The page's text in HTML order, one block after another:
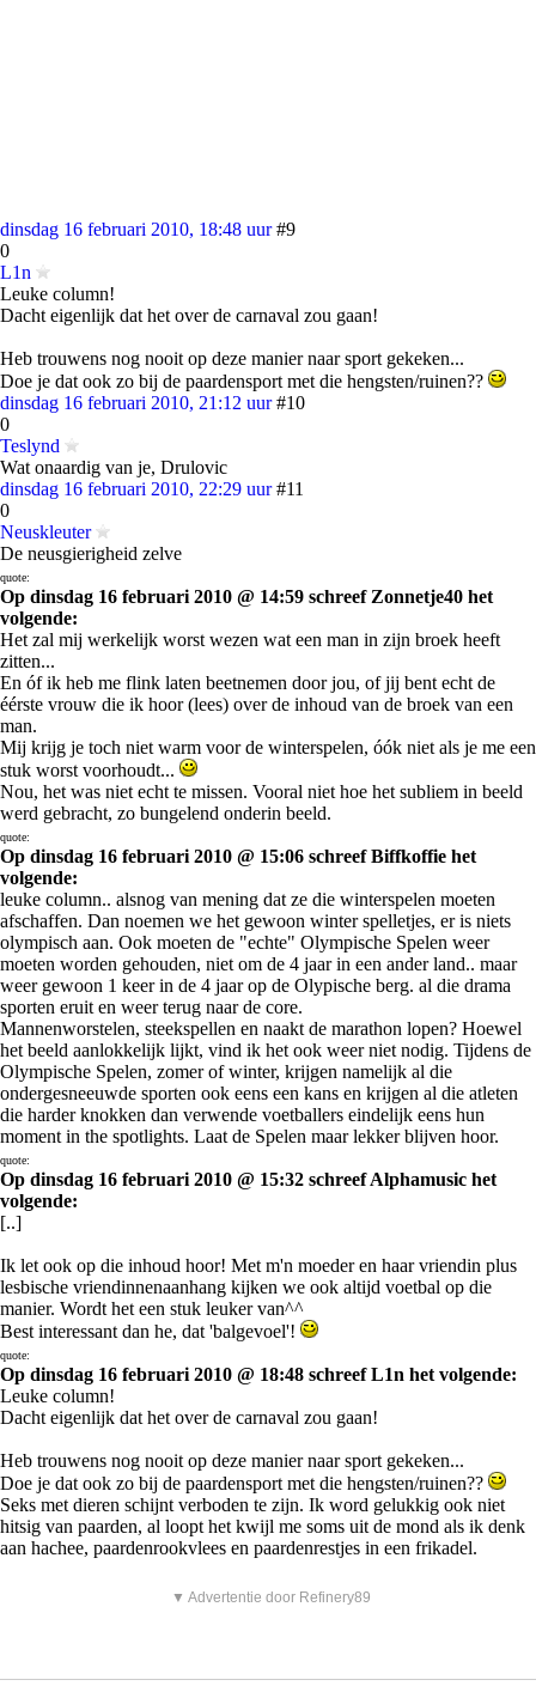
dinsdag 16 februari 2010, 18:48 uur #9
0
L1n
Leuke column!
Dacht eigenlijk dat het over de carnaval zou gaan!
Heb trouwens nog nooit op deze manier naar sport gekeken...
Doe je dat ook zo bij de paardensport met die hengsten/ruinen??
dinsdag 16 februari 2010, 21:12 uur #10
0
Teslynd
Wat onaardig van je, Drulovic
dinsdag 16 februari 2010, 22:29 uur #11
0
Neuskleuter
De neusgierigheid zelve
quote:
Op dinsdag 16 februari 2010 @ 14:59 schreef Zonnetje40 het
volgende:
Het zal mij werkelijk worst wezen wat een man in zijn broek heeft
zitten...
En óf ik heb me flink laten beetnemen door jou, of jij bent echt de
éérste vrouw die ik hoor (lees) over de inhoud van de broek van een
man.
Mij krijg je toch niet warm voor de winterspelen, óók niet als je me een
stuk worst voorhoudt...
Nou, het was niet echt te missen. Vooral niet hoe het subliem in beeld
werd gebracht, zo bungelend onderin beeld.
quote:
Op dinsdag 16 februari 2010 @ 15:06 schreef Biffkoffie het
volgende:
leuke column.. alsnog van mening dat ze die winterspelen moeten
afschaffen. Dan noemen we het gewoon winter spelletjes, er is niets
olympisch aan. Ook moeten de "echte" Olympische Spelen weer
moeten worden gehouden, niet om de 4 jaar in een ander land.. maar
weer gewoon 1 keer in de 4 jaar op de Olypische berg. al die drama
sporten eruit en weer terug naar de core.
Mannenworstelen, steekspellen en naakt de marathon lopen? Hoewel
het beeld aanlokkelijk lijkt, vind ik het ook weer niet nodig. Tijdens de
Olympische Spelen, zomer of winter, krijgen namelijk al die
ondergesneeuwde sporten ook eens een kans en krijgen al die atleten
die harder knokken dan verwende voetballers eindelijk eens hun
moment in the spotlights. Laat de Spelen maar lekker blijven hoor.
quote:
Op dinsdag 16 februari 2010 @ 15:32 schreef Alphamusic het
volgende:
[..]
Ik let ook op die inhoud hoor! Met m'n moeder en haar vriendin plus
lesbische vriendinnenaanhang kijken we ook altijd voetbal op die
manier. Wordt het een stuk leuker van^^
Best interessant dan he, dat 'balgevoel'!
quote:
Op dinsdag 16 februari 2010 @ 18:48 schreef L1n het volgende:
Leuke column!
Dacht eigenlijk dat het over de carnaval zou gaan!
Heb trouwens nog nooit op deze manier naar sport gekeken...
Doe je dat ook zo bij de paardensport met die hengsten/ruinen??
Seks met dieren schijnt verboden te zijn. Ik word gelukkig ook niet
hitsig van paarden, al loopt het kwijl me soms uit de mond als ik denk
aan hachee, paardenrookvlees en paardenrestjes in een frikadel.
▼ Advertentie door Refinery89